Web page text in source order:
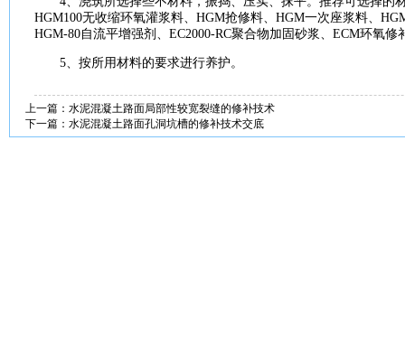
HGM100无收缩环氧灌浆料、HGM抢修料、HGM一次座浆料、
HGM-80自流平增强剂、EC2000-RC聚合物加固 砂浆、ECM环氧修
5、按所用材料的要求进行养护。
上一篇： 水泥混凝土路面局部性较宽裂缝的修补技术
下一篇： 水泥混凝土路面孔洞坑槽的修补技术交底